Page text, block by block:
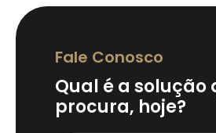
Fale Conosco
Qual é a solução
procura, hoje?